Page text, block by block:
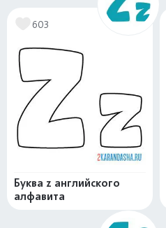
603
Буква z английского
алфавита